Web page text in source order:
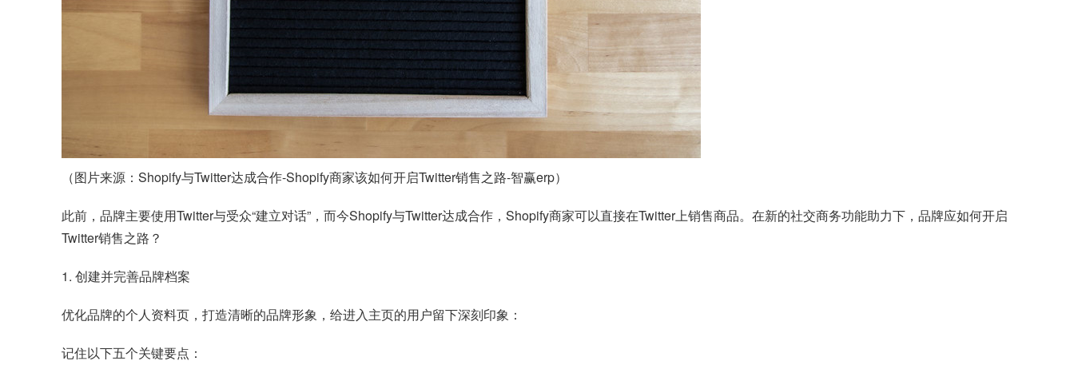
（图片来源： Shopify与Twitter达成合作-Shopify商家该如何开启Twitter销售之路-智赢erp）
此前，品牌主要使用Twitter与受众“建立对话”，而今Shopify与Twitter达成合作，Shopify商家可以直接在Twitter上销售商品。在新的社交商务功能助力下，品牌应如何开启
Twitter销售之路？
1. 创建并完善品牌档案
优化品牌的个人资料页，打造清晰的品牌形象，给进入主页的用户留下深刻印象：
记住以下五个关键要点：